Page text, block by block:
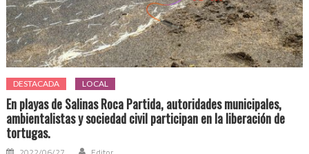
DESTACADA LOCAL
En playas de Salinas Roca Partida, autoridades municipales,
ambientalistas y sociedad civil participan en la liberación de
tortugas.